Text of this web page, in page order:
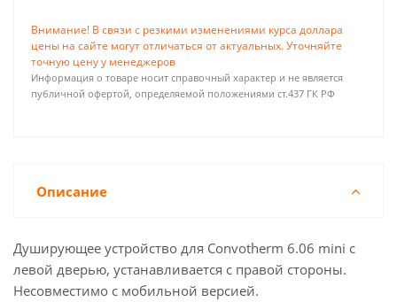
Внимание! В связи с резкими изменениями курса доллара
цены на сайте могут отличаться от актуальных. Уточняйте
точную цену у менеджеров
Информация о товаре носит справочный характер и не является
публичной офертой, определяемой положениями ст.437 ГК РФ
Описание
Душирующее устройство для Convotherm 6.06 mini с
левой дверью, устанавливается с правой стороны.
Несовместимо с мобильной версией.